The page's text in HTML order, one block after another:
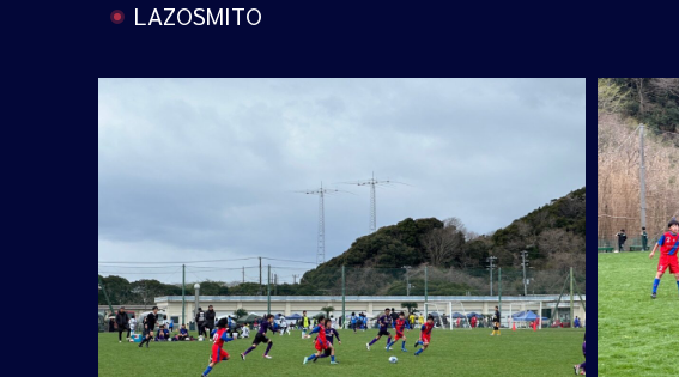
LAZOSMITO